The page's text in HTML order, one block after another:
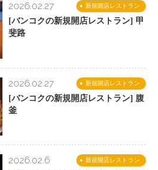
新規開店レストラン
2026.02.27
[バンコクの新規開店レストラン] 甲
斐路
新規開店レストラン
2026.02.27
[バンコクの新規開店レストラン] 腹
釜
新規開店レストラン
2026.02.6